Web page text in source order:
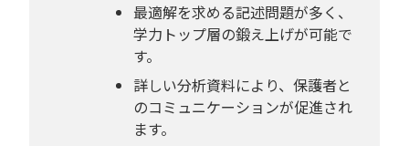
最適解を求める記述問題が多く、
学力トップ層の鍛え上げが可能で
す。
詳しい分析資料により、保護者と
のコミュニケーションが促進され
ます。